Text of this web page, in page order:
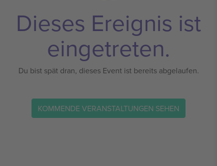
Dieses Ereignis ist
eingetreten.
Du bist spät dran, dieses Event ist bereits abgelaufen.
KOMMENDE VERANSTALTUNGEN SEHEN